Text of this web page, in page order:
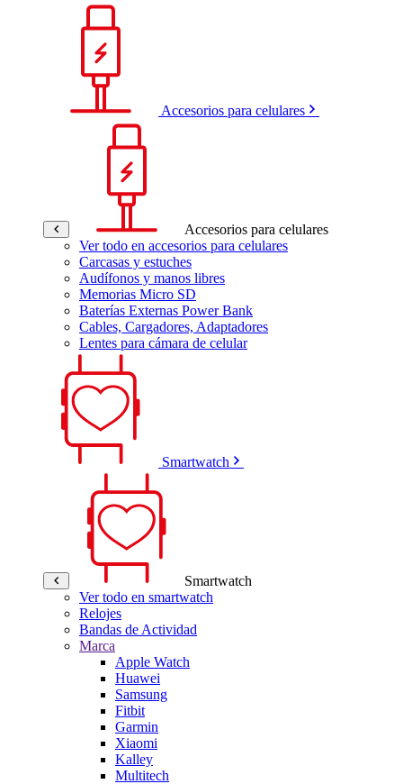
Accesorios para celulares
Accesorios para celulares
Ver todo en accesorios para celulares
Carcasas y estuches
Audífonos y manos libres
Memorias Micro SD
Baterías Externas Power Bank
Cables, Cargadores, Adaptadores
Lentes para cámara de celular
Smartwatch
Smartwatch
Ver todo en smartwatch
Relojes
Bandas de Actividad
Marca
Apple Watch
Huawei
Samsung
Fitbit
Garmin
Xiaomi
Kalley
Multitech